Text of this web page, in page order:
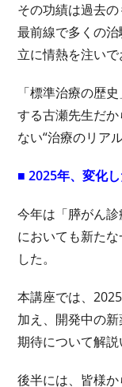
その功績は過去の
最前線で多くの
立に情熱を注いで
「標準治療の歴
する古瀬先生だ
ない“治療のリア
■ 2025年、変化
今年は「膵がん
においても新た
した。
本講座では、
加え、開発中の
期待について解説
後半には、皆様